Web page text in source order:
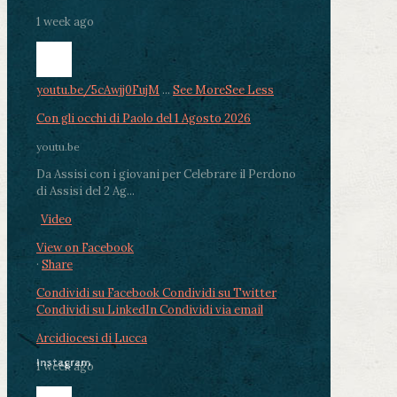
1 week ago
youtu.be/5cAwjj0FujM ... See MoreSee Less
Con gli occhi di Paolo del 1 Agosto 2026
youtu.be
Da Assisi con i giovani per Celebrare il Perdono
di Assisi del 2 Ag...
Video
View on Facebook
· Share
Condividi su FacebookCondividi su Twitter
Condividi su LinkedInCondividi via email
Arcidiocesi di Lucca
1 week ago
Instagram